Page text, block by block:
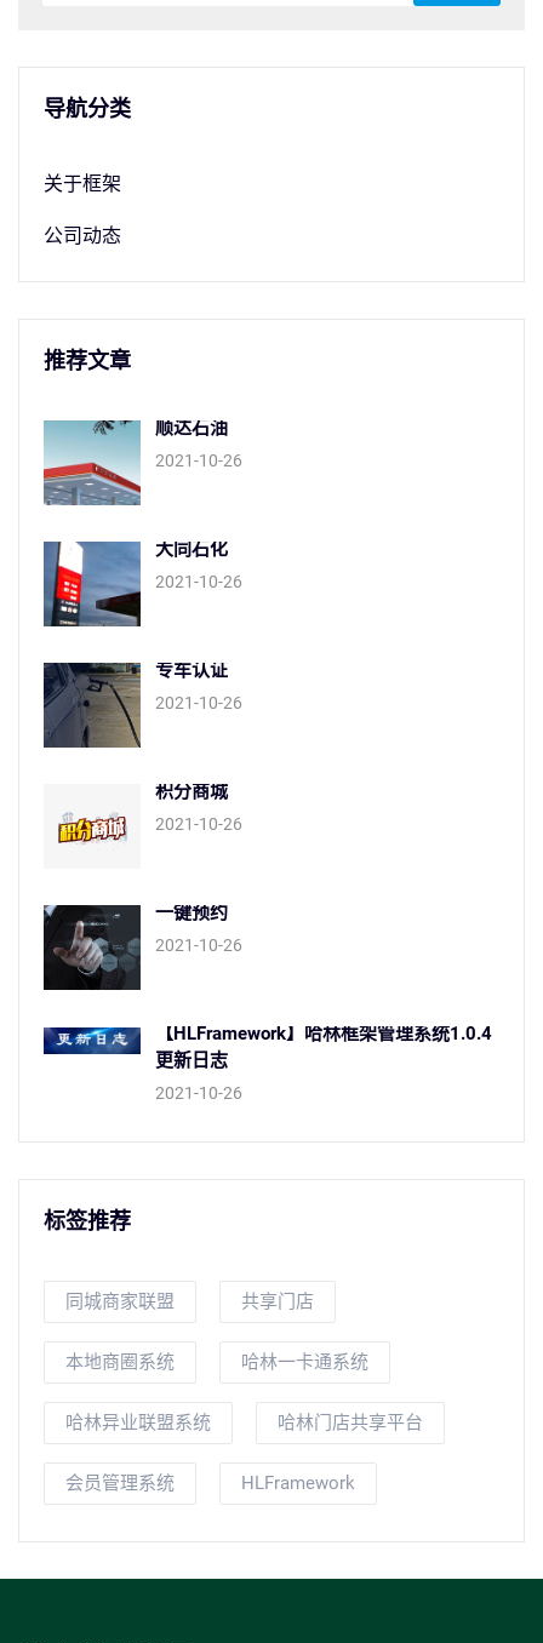
导航分类
关于框架
公司动态
推荐文章
顺达石油
2021-10-26
大同石化
2021-10-26
专车认证
2021-10-26
积分商城
2021-10-26
一键预约
2021-10-26
【HLFramework】哈林框架管理系统1.0.4
更新日志
2021-10-26
标签推荐
同城商家联盟 共享门店
本地商圈系统 哈林一卡通系统
哈林异业联盟系统 哈林门店共享平台
会员管理系统 HLFramework